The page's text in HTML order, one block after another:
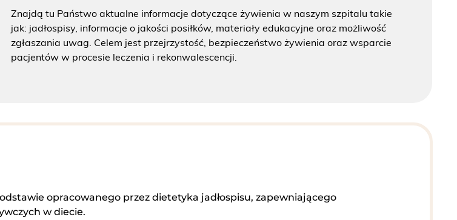
Znajdą tu Państwo aktualne informacje dotyczące żywienia w naszym szpitalu takie
jak: jadłospisy, informacje o jakości posiłków, materiały edukacyjne oraz możliwość
zgłaszania uwag. Celem jest przejrzystość, bezpieczeństwo żywienia oraz wsparcie
pacjentów w procesie leczenia i rekonwalescencji.
opracowanego przez dietetyka jadłospisu, zapewniającego
w diecie.